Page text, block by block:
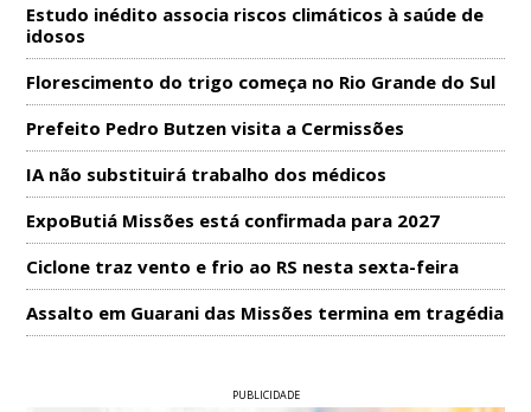
Estudo inédito associa riscos climáticos à saúde de
idosos
Florescimento do trigo começa no Rio Grande do Sul
Prefeito Pedro Butzen visita a Cermissões
IA não substituirá trabalho dos médicos
ExpoButiá Missões está confirmada para 2027
Ciclone traz vento e frio ao RS nesta sexta-feira
Assalto em Guarani das Missões termina em tragédia
PUBLICIDADE